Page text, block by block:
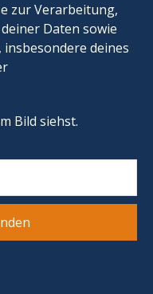
zur Verarbeitung,
Daten sowie
deines
Bild siehst.